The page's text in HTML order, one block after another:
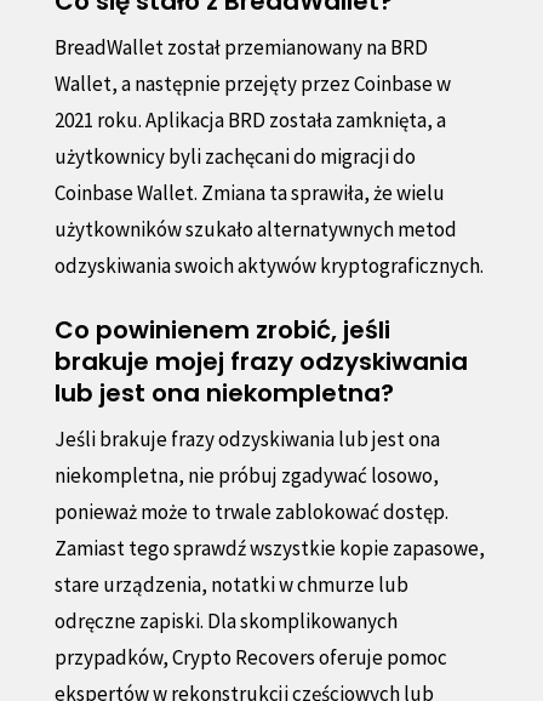
BreadWallet został przemianowany na BRD
Wallet, a następnie przejęty przez Coinbase w
2021 roku. Aplikacja BRD została zamknięta, a
użytkownicy byli zachęcani do migracji do
Coinbase Wallet. Zmiana ta sprawiła, że wielu
użytkowników szukało alternatywnych metod
odzyskiwania swoich aktywów kryptograficznych.
Co powinienem zrobić, jeśli
brakuje mojej frazy odzyskiwania
lub jest ona niekompletna?
Jeśli brakuje frazy odzyskiwania lub jest ona
niekompletna, nie próbuj zgadywać losowo,
ponieważ może to trwale zablokować dostęp.
Zamiast tego sprawdź wszystkie kopie zapasowe,
stare urządzenia, notatki w chmurze lub
odręczne zapiski. Dla skomplikowanych
przypadków, Crypto Recovers oferuje pomoc
ekspertów w rekonstrukcji częściowych lub